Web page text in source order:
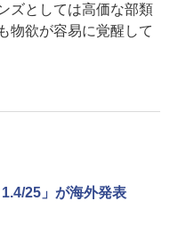
ズとしては高価な部類
物欲が容易に覚醒して
25」が海外発表